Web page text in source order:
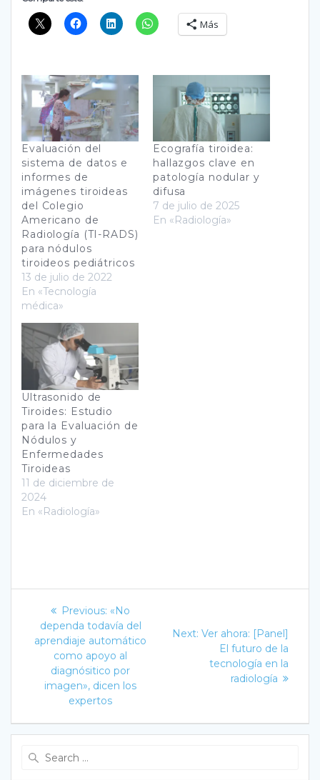
Más
Evaluación del
sistema de datos e
informes de
imágenes tiroideas
del Colegio
Americano de
Radiología (TI-RADS)
para nódulos
tiroideos pediátricos
13 de julio de 2022
En «Tecnología
médica»
Ecografía tiroidea:
hallazgos clave en
patología nodular y
difusa
7 de julio de 2025
En «Radiología»
Ultrasonido de
Tiroides: Estudio
para la Evaluación de
Nódulos y
Enfermedades
Tiroideas
11 de diciembre de
2024
En «Radiología»
Navegación
de
entradas
Previous: Previous
post:
«No
dependa todavía del
aprendiaje automático
como apoyo al
diagnósitico por
imagen», dicen los
expertos
Next: Next
post:
Ver ahora: [Panel]
El futuro de la
tecnología en la
radiología